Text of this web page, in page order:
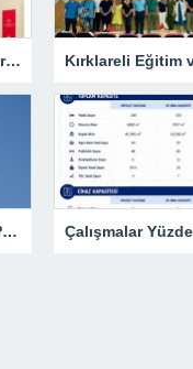
Kırklareli’nde Sağlık Turizmi Masaya Yatırıldı
Babaeski’de 8 Saatlik Planlı Elektrik Kesintisi